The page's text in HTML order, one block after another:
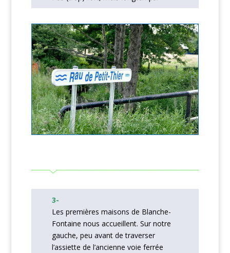
3-
Les premières maisons de Blanche-
Fontaine nous accueillent. Sur notre
gauche, peu avant de traverser
l’assiette de l’ancienne voie ferrée